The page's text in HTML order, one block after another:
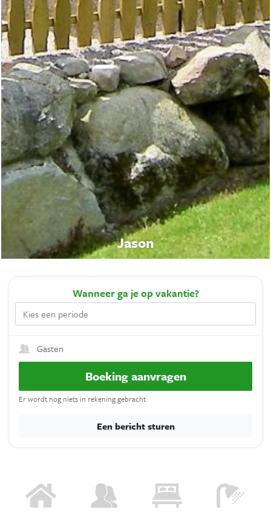
Jason
Wanneerga je op vakantie?
Gasten
Boeking aanvragen
Er wordt nog niets in rekening gebracht.
Een bericht sturen